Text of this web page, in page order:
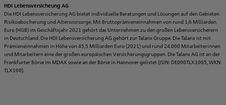
HDI Lebensversicheung AG
Die HDI Lebensversicherung AG bietet individuelle Beratungen und Lösungen auf den Gebieten
Risikoabsicherung und Altersvorsorge. Mit Bruttoprämieneinnahmen von rund 1,6 Milliarden
Euro (HGB) im Geschäftsjahr 2021 gehört das Unternehmen zu den großen Lebensversicherern
in Deutschland. Die HDI Lebensversicherung AG gehört zur Talanx Gruppe. Die Talanx ist mit
Prämieneinnahmen in Höhe von 45,5 Milliarden Euro (2021) und rund 24.000 Mitarbeiterinnen
und Mitarbeitern eine der großen europäischen Versicherungsgruppen. Die Talanx AG ist an der
Frankfurter Börse im MDAX sowie an der Börse in Hannover gelistet (ISIN: DE000TLX1005, WKN:
TLX100).